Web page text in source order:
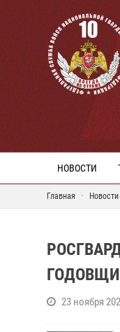
НОВОСТИ
Главная Новости
23 ноября